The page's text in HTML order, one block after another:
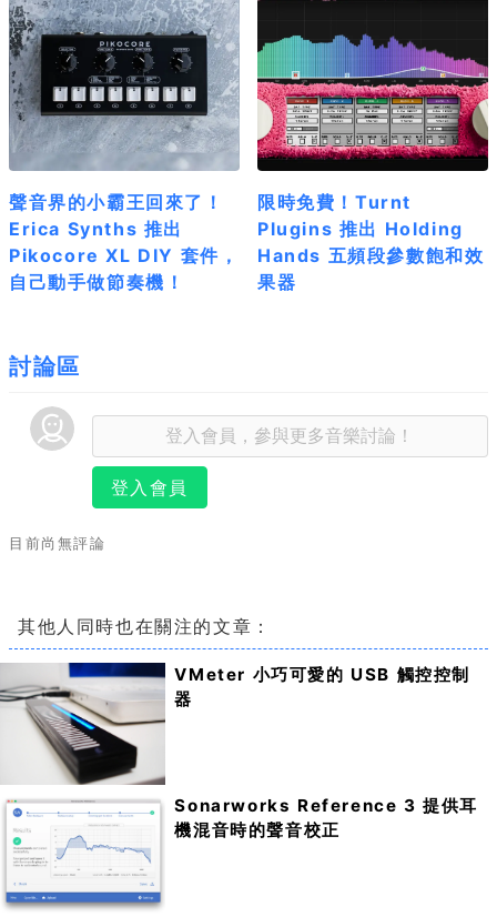
聲音界的小霸王回來了！
Erica Synths 推出
Pikocore XL DIY 套件，
自己動手做節奏機！
限時免費！Turnt
Plugins 推出 Holding
Hands 五頻段參數飽和效
果器
討論區
登入會員
目前尚無評論
其他人同時也在關注的文章：
VMeter 小巧可愛的 USB 觸控控制
器
Sonarworks Reference 3 提供耳
機混音時的聲音校正